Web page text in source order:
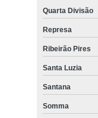
Quarta Divisão
Represa
Ribeirão Pires
Santa Luzia
Santana
Somma